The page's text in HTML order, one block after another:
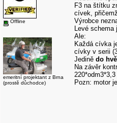
Offline
emeritní projektant z Brna
(prostě důchodce)
F3 na štítku
cívek,
Výrobce
Levé
Ale:
Každá cívka
cívky v serii
Jedině do
Na závěr
Pozn: motor